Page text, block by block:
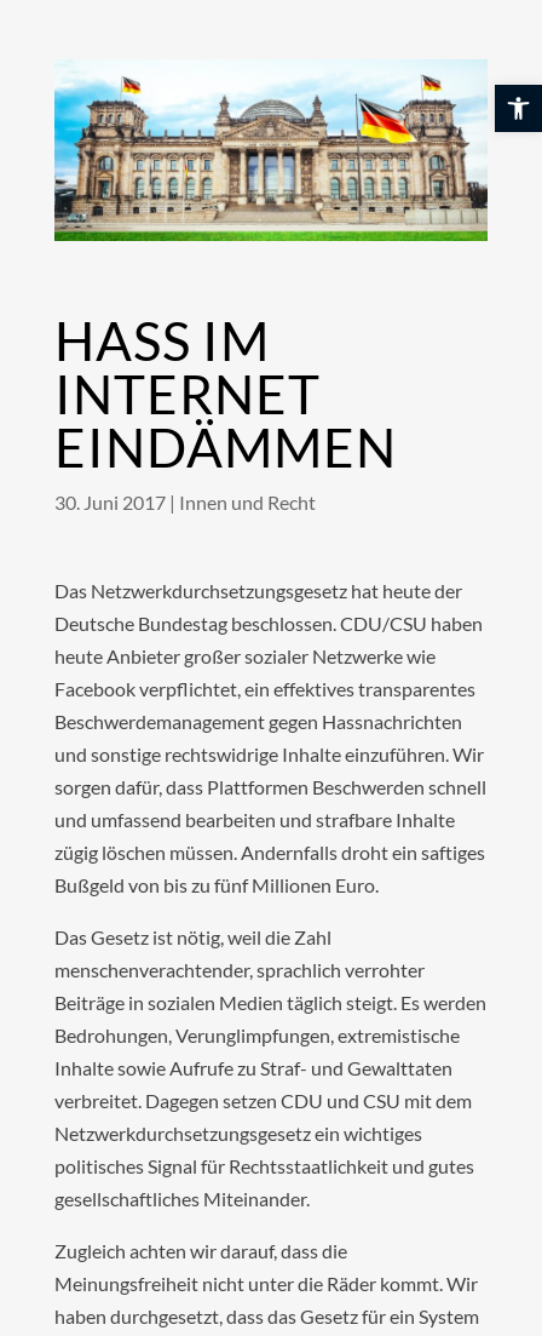
HASS IM
INTERNET
EINDÄMMEN
30. Juni 2017| Innen und Recht
Das Netzwerkdurchsetzungsgesetz hat heute der
Deutsche Bundestag beschlossen. CDU/CSU haben
heute Anbieter großer sozialer Netzwerke wie
Facebook verpflichtet, ein effektives transparentes
Beschwerdemanagement gegen Hassnachrichten
und sonstige rechtswidrige Inhalte einzuführen. Wir
sorgen dafür, dass Plattformen Beschwerden schnell
und umfassend bearbeiten und strafbare Inhalte
zügig löschen müssen. Andernfalls droht ein saftiges
Bußgeld von bis zu fünf Millionen Euro.
Das Gesetz ist nötig, weil die Zahl
menschenverachtender, sprachlich verrohter
Beiträge in sozialen Medien täglich steigt. Es werden
Bedrohungen, Verunglimpfungen, extremistische
Inhalte sowie Aufrufe zu Straf- und Gewalttaten
verbreitet. Dagegen setzen CDU und CSU mit dem
Netzwerkdurchsetzungsgesetz ein wichtiges
politisches Signal für Rechtsstaatlichkeit und gutes
gesellschaftliches Miteinander.
Zugleich achten wir darauf, dass die
Meinungsfreiheit nicht unter die Räder kommt. Wir
haben durchgesetzt, dass das Gesetz für ein System